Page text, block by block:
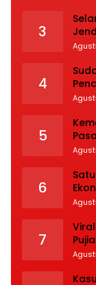
3
4
5
Ke-
6
7
70